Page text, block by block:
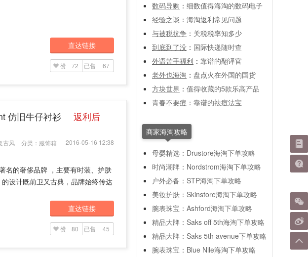
直达链接
赞 72 已售 67
仿旧牛仔衬衫
返利后
2016-05-16 12:38
古风 分类： 服饰箱
名的奢侈品牌 ，主要有时装、护肤
设计既前卫又古典，品牌始终传达
直达链接
赞 80 已售 45
数码导购 ： 细数值得海淘的数码电子
经验之谈 ： 海淘返利常见问题
与被税抗争 ： 关税税率知多少
到底到了没 ： 国际快递随时查
外语苦手福利 ： 靠谱的翻译官
老外也海淘 ： 盘点火在外国的国货
方块世界 ： 值得收藏的5款乐高产品
青春不要痘 ： 靠谱的祛痘法宝
商家海淘攻略
母婴精选：Drustore海淘下单攻略
时尚潮牌：Nordstrom海淘下单攻略
户外必备：STP海淘下单攻略
美妆护肤：Skinstore海淘下单攻略
腕表珠宝：Ashford海淘下单攻略
精品大牌：Saks off 5th海淘下单攻略
精品大牌：Saks 5th avenue下单攻略
腕表珠宝：Blue Nile海淘下单攻略